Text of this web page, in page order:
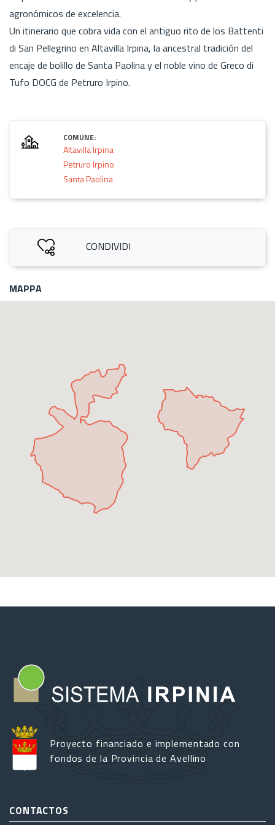
agronómicos de excelencia.
Un itinerario que cobra vida con el antiguo rito de los Battenti
di San Pellegrino en Altavilla Irpina, la ancestral tradición del
encaje de bolillo de Santa Paolina y el noble vino de Greco di
Tufo DOCG de Petruro Irpino.
COMUNE:
Altavilla Irpina
Petruro Irpino
Santa Paolina
CONDIVIDI
MAPPA
Proyecto financiado e implementado con
fondos de la Provincia de Avellino
CONTACTOS